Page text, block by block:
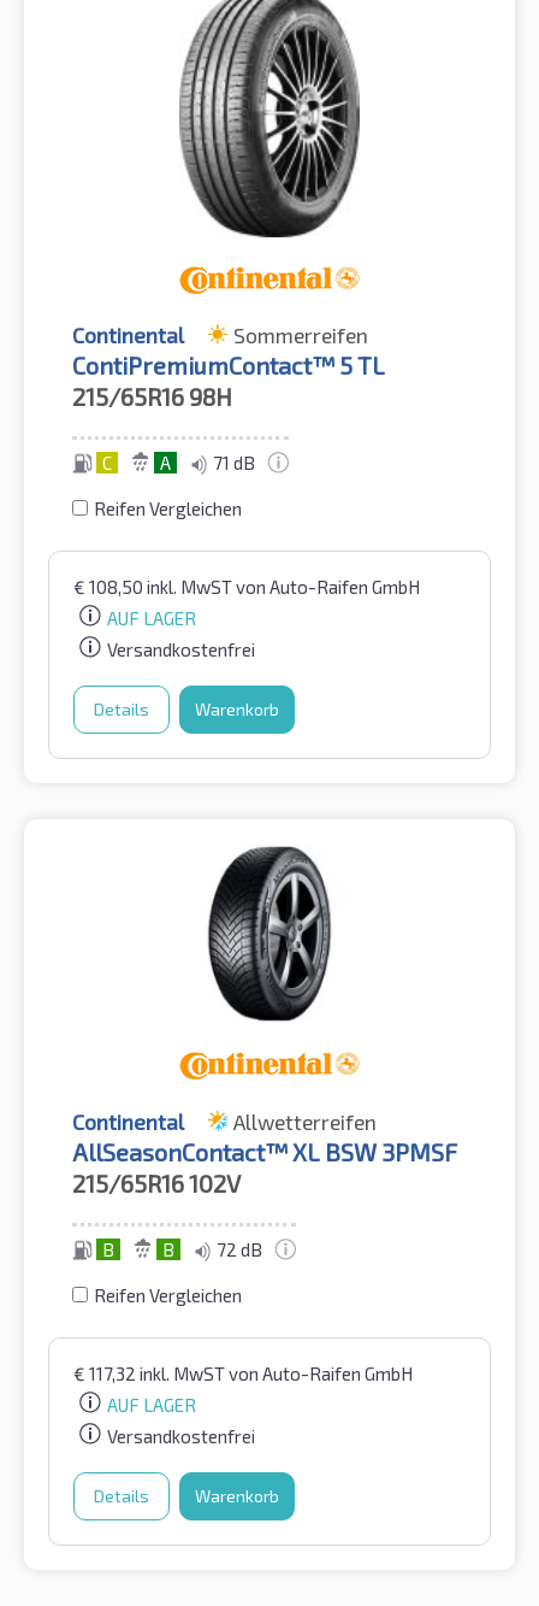
Continental Sommerreifen
ContiPremiumContact™ 5 TL
215/65R16 98H
C A 71 dB
Reifen Vergleichen
€ 108,50 inkl. MwSTvon Auto-Raifen GmbH
AUF LAGER
Versandkostenfrei
Details Warenkorb
Continental Allwetterreifen
AllSeasonContact™ XL BSW 3PMSF
215/65R16102V
B B 72 dB
Reifen Vergleichen
€ 117,32 inkl. MwSTvon Auto-Raifen GmbH
AUF LAGER
Versandkostenfrei
Details Warenkorb